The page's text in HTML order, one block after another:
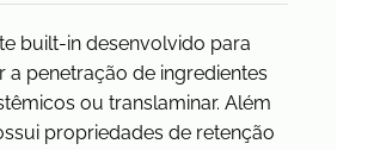
built-in desenvolvido para
a penetração de ingredientes
ou translaminar. Além
propriedades de retenção